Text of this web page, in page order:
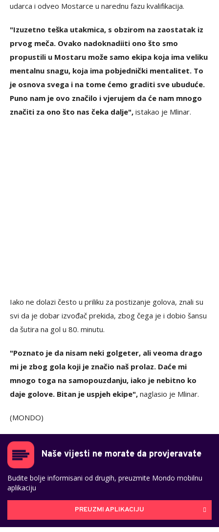
udarca i odveo Mostarce u narednu fazu kvalifikacija.
"Izuzetno teška utakmica, s obzirom na zaostatak iz
prvog meča. Ovako nadoknadiiti ono što smo
propustili u Mostaru može samo ekipa koja ima veliku
mentalnu snagu, koja ima pobjednički mentalitet. To
je osnova svega i na tome ćemo graditi sve ubuduće.
Puno nam je ovo značilo i vjerujem da će nam mnogo
značiti za ono što nas čeka dalje", istakao je Mlinar.
Iako ne dolazi često u priliku za postizanje golova, znali su
svi da je dobar izvođač prekida, zbog čega je i dobio šansu
da šutira na gol u 80. minutu.
"Poznato je da nisam neki golgeter, ali veoma drago
mi je zbog gola koji je značio naš prolaz. Daće mi
mnogo toga na samopouzdanju, iako je nebitno ko
daje golove. Bitan je uspjeh ekipe", naglasio je Mlinar.
(MONDO)
Naše vijesti ne morate da provjeravate
Budite bolje informisani od drugih, preuzmite Mondo mobilnu
aplikaciju
PREUZMI APLIKACIJU